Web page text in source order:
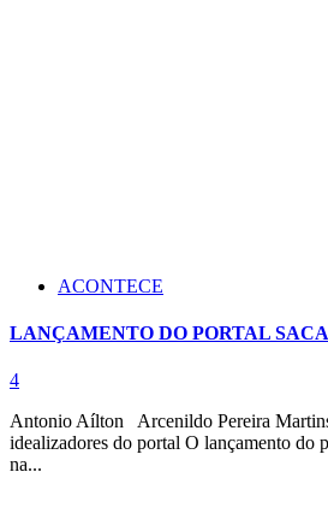
ACONTECE
LANÇAMENTO DO PORTAL
4
Antonio Aílton Arcenildo Pereira
idealizadores do portal O lançamento do
na...